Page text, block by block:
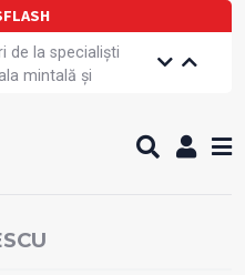
de la specialiști
mintală și
vaccin împotriva
card de